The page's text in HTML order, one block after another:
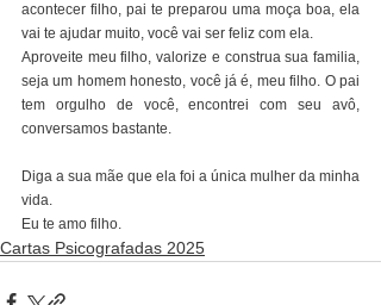
acontecer filho, pai te preparou uma moça boa, ela
vai te ajudar muito, você vai ser feliz com ela.
Aproveite meu filho, valorize e construa sua familia,
seja um homem honesto, você já é, meu filho. O pai
tem orgulho de você, encontrei com seu avô,
conversamos bastante.
Diga a sua mãe que ela foi a única mulher da minha
vida.
Eu te amo filho.
Cartas Psicografadas 2025